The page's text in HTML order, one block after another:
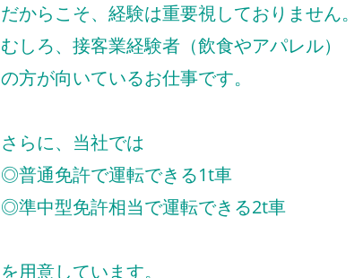
だからこそ、経験は重要視しておりません。
むしろ、接客業経験者（飲食やアパレル）
の方が向いているお仕事です。
さらに、当社では
◎普通免許で運転できる1t車
◎準中型免許相当で運転できる2t車
を用意しています。